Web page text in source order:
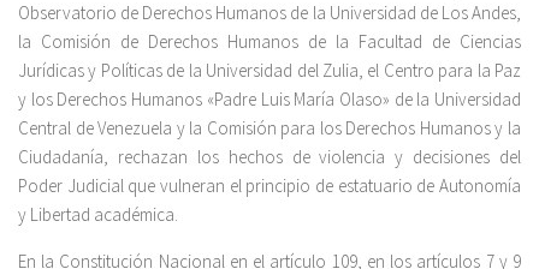
Observatorio de Derechos Humanos de la Universidad de Los Andes,
la Comisión de Derechos Humanos de la Facultad de Ciencias
Jurídicas y Políticas de la Universidad del Zulia, el Centro para la Paz
y los Derechos Humanos «Padre Luis María Olaso» de la Universidad
Central de Venezuela y la Comisión para los Derechos Humanos y la
Ciudadanía, rechazan los hechos de violencia y decisiones del
Poder Judicial que vulneran el principio de estatuario de Autonomía
y Libertad académica.
En la Constitución Nacional en el artículo 109, en los artículos 7 y 9